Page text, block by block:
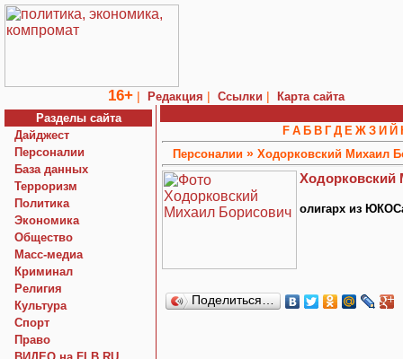
16+ | Редакция | Ссылки |
Карта сайта
Разделы сайта
Дайджест
Персоналии
База данных
Терроризм
Политика
Экономика
Общество
Macc-медиа
Криминал
Религия
Культура
Спорт
Право
F А Б В Г Д Е Ж З И Й
Персоналии » Ходорковский Михаил
Ходорковский
олигарх из
Поделиться…